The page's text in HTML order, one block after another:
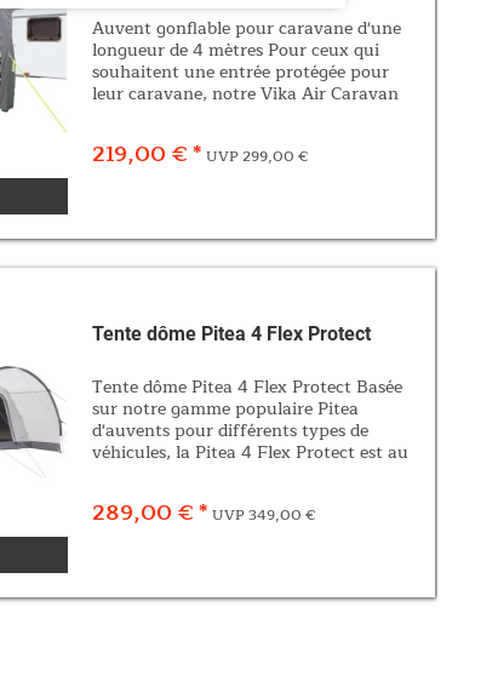
Auvent gonflable pour caravane d'une
longueur de 4 mètres Pour ceux qui
souhaitent une entrée protégée pour
leur caravane, notre Vika Air Caravan
cet auvent...
219,00 € * UVP 299,00 €
Tente dôme Pitea 4 Flex Protect
Tente dôme Pitea 4 Flex Protect Basée
sur notre gamme populaire Pitea
d'auvents pour différents types de
véhicules, la Pitea 4 Flex Protect est au
maximale et...
289,00 € * UVP 349,00 €